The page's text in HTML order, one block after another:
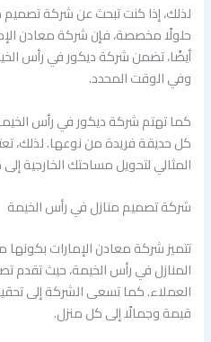
لذلك، إذا كنت تبحث عن شركة
حلولًا مخصصة، فإن شركة معادن
أيضًا، تضمن شركة ديكور في رأس
وفي الوقت المحدد.
كما تهتم شركة ديكور في رأس
كل حديقة فريدة من نوعها. لذلك،
المثالي لتحويل مساحتك الخارجية
شركة تصميم منازل في رأس الخيمة
تتميز شركة معادن الإمارات
المنازل في رأس الخيمة، حيث تقدم
العملاء. كما تسعى الشركة إلى
قيمة وجمالًا إلى كل منزل.